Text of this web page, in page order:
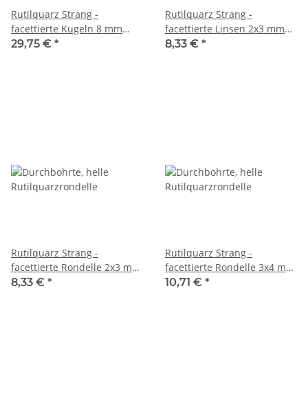
Rutilquarz Strang -
facettierte Kugeln 8 mm
multicolor, bunt
29,75 € *
Rutilquarz Strang -
facettierte Linsen 2x3 mm
pfirsich grau, Länge 39 cm
8,33 € *
Rutilquarz Strang -
facettierte Rondelle 2x3 mm
pfirsich, Länge 38 cm /7925
8,33 € *
Rutilquarz Strang -
facettierte Rondelle 3x4 mm
pfirsich, Länge 38 cm /7912
10,71 € *